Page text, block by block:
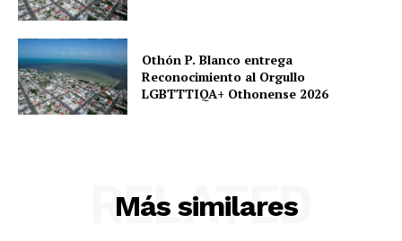
Othón P. Blanco entrega
Reconocimiento al Orgullo
LGBTTTIQA+ Othonense 2026
Más similares
RELATED